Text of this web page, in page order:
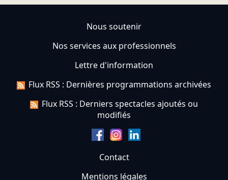
Nous soutenir
Nos services aux professionnels
Lettre d'information
Flux RSS : Dernières programmations archivées
Flux RSS : Derniers spectacles ajoutés ou
modifiés
Contact
Mentions légales